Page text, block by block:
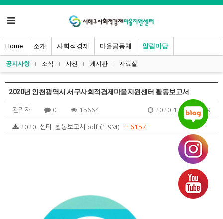
Home 소개 사회적경제 마을공동체 알림마당
공지사항 소식 사진 게시판 자료실
2020년 인천광역시 서구사회적경제마을지원센터 활동보고서
관리자 0 15664 2020.12.04 09:39
2020_센터_활동보고서.pdf (1.9M) + 6157